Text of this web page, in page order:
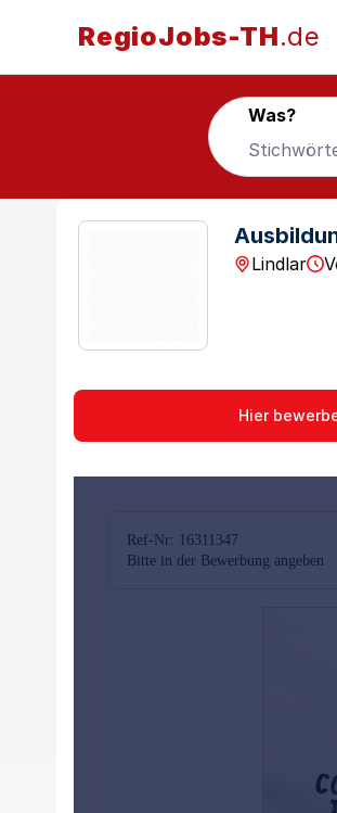
RegioJobs-TH.de
Was?
Lindlar
Hier